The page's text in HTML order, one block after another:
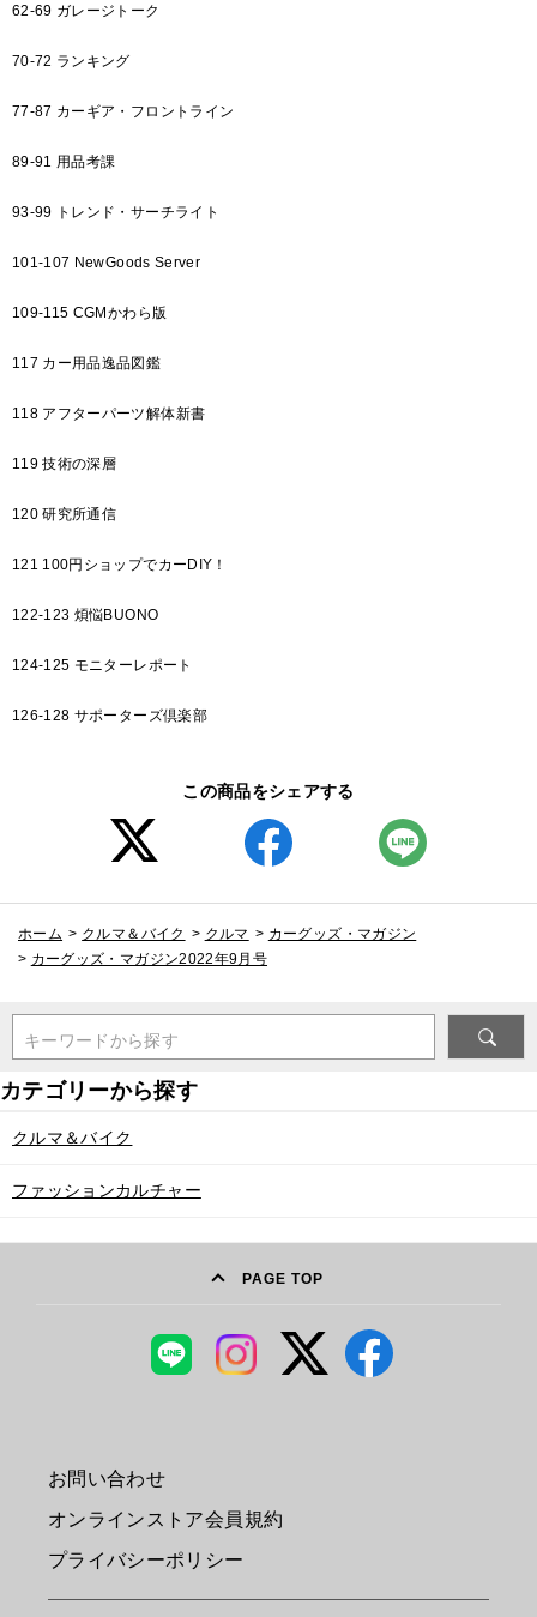
62-69 ガレージトーク
70-72 ランキング
77-87 カーギア・フロントライン
89-91 用品考課
93-99 トレンド・サーチライト
101-107 NewGoods Server
109-115 CGMかわら版
117 カー用品逸品図鑑
118 アフターパーツ解体新書
119 技術の深層
120 研究所通信
121 100円ショップでカーDIY！
122-123 煩悩BUONO
124-125 モニターレポート
126-128 サポーターズ倶楽部
この商品をシェアする
ホーム > クルマ＆バイク > クルマ > カーグッズ・マガジン
> カーグッズ・マガジン2022年9月号
キーワードから探す
クルマ＆バイク
ファッションカルチャー
PAGE TOP
お問い合わせ
オンラインストア会員規約
プライバシーポリシー